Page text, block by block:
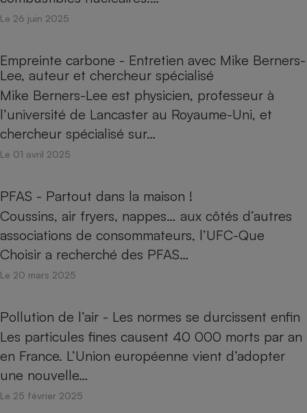
Le 26 juin 2025
Empreinte carbone - Entretien avec Mike Berners-
Lee, auteur et chercheur spécialisé
Mike Berners-Lee est physicien, professeur à
l’université de Lancaster au Royaume-Uni, et
chercheur spécialisé sur…
Le 01 avril 2025
PFAS - Partout dans la maison !
Coussins, air fryers, nappes… aux côtés d’autres
associations de consommateurs, l’UFC-Que
Choisir a recherché des PFAS…
Le 20 mars 2025
Pollution de l’air - Les normes se durcissent enfin
Les particules fines causent 40 000 morts par an
en France. L’Union européenne vient d’adopter
une nouvelle…
Le 25 février 2025